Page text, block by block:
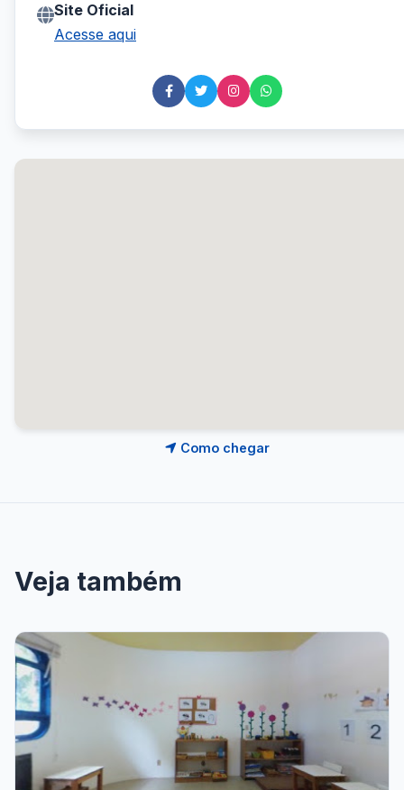
Site Oficial
Acesse aqui
Como chegar
Veja também